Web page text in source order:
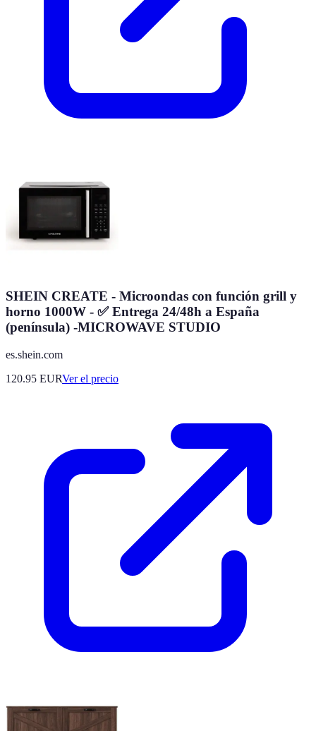
SHEIN CREATE - Microondas con función grill y
horno 1000W - ✅ Entrega 24/48h a España
(península) -MICROWAVE STUDIO
es.shein.com
120.95 EURVer el precio